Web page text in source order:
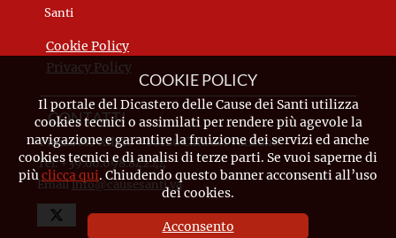
Santi
Cookie Policy
Privacy Policy
CONTATTI
Piazza Pio XII, 10 - 00120 Città del Vaticano
Tel. +39.06.698.842.44
Emailinfo@causesanti.va
COOKIE POLICY
Il portale del Dicastero delle Cause dei Santi utilizza
cookies tecnici o assimilati per rendere più agevole la
navigazione e garantire la fruizione dei servizi ed anche
cookies tecnici e di analisi di terze parti. Se vuoi saperne di
piùclicca qui. Chiudendo questo banner acconsenti all’uso
dei cookies.
Acconsento